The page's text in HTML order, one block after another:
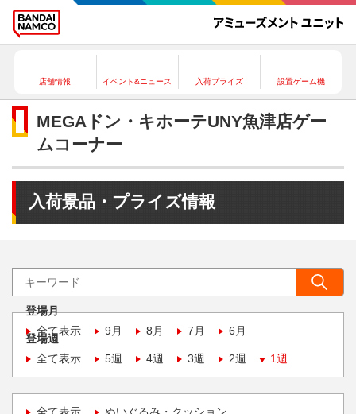
店舗情報 イベント&ニュース 入荷プライズ 設置ゲーム機
MEGAドン・キホーテUNY魚津店ゲー
ムコーナー
入荷景品・プライズ情報
登場月
全て表示
9月 8月 7月 6月
登場週
全て表示
5週 4週 3週 2週 1週